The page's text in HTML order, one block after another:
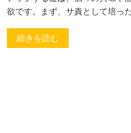
欲です。まず、サ責として培っ
続きを読む